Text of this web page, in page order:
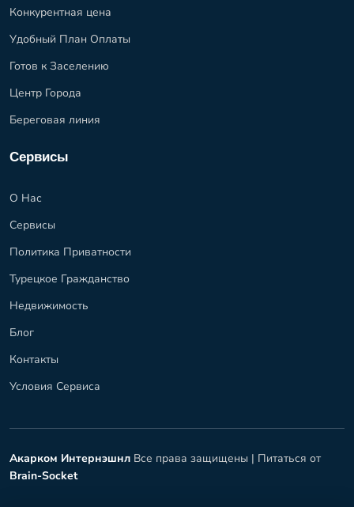
Конкурентная цена
Удобный План Оплаты
Готов к Заселению
Центр Города
Береговая линия
Сервисы
О Нас
Сервисы
Политика Приватности
Турецкое Гражданство
Недвижимость
Блог
Контакты
Условия Сервиса
Акарком Интернэшнл Все права защищены | Питаться от
Brain-Socket